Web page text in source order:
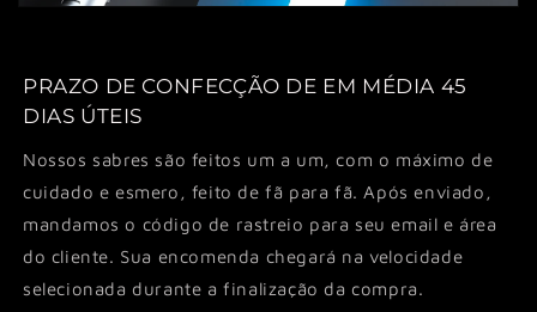
PRAZO DE CONFECÇÃO DE EM MÉDIA 45
DIAS ÚTEIS
Nossos sabres são feitos um a um, com o máximo de
cuidado e esmero, feito de fã para fã. Após enviado,
mandamos o código de rastreio para seu email e área
do cliente. Sua encomenda chegará na velocidade
selecionada durante a finalização da compra.